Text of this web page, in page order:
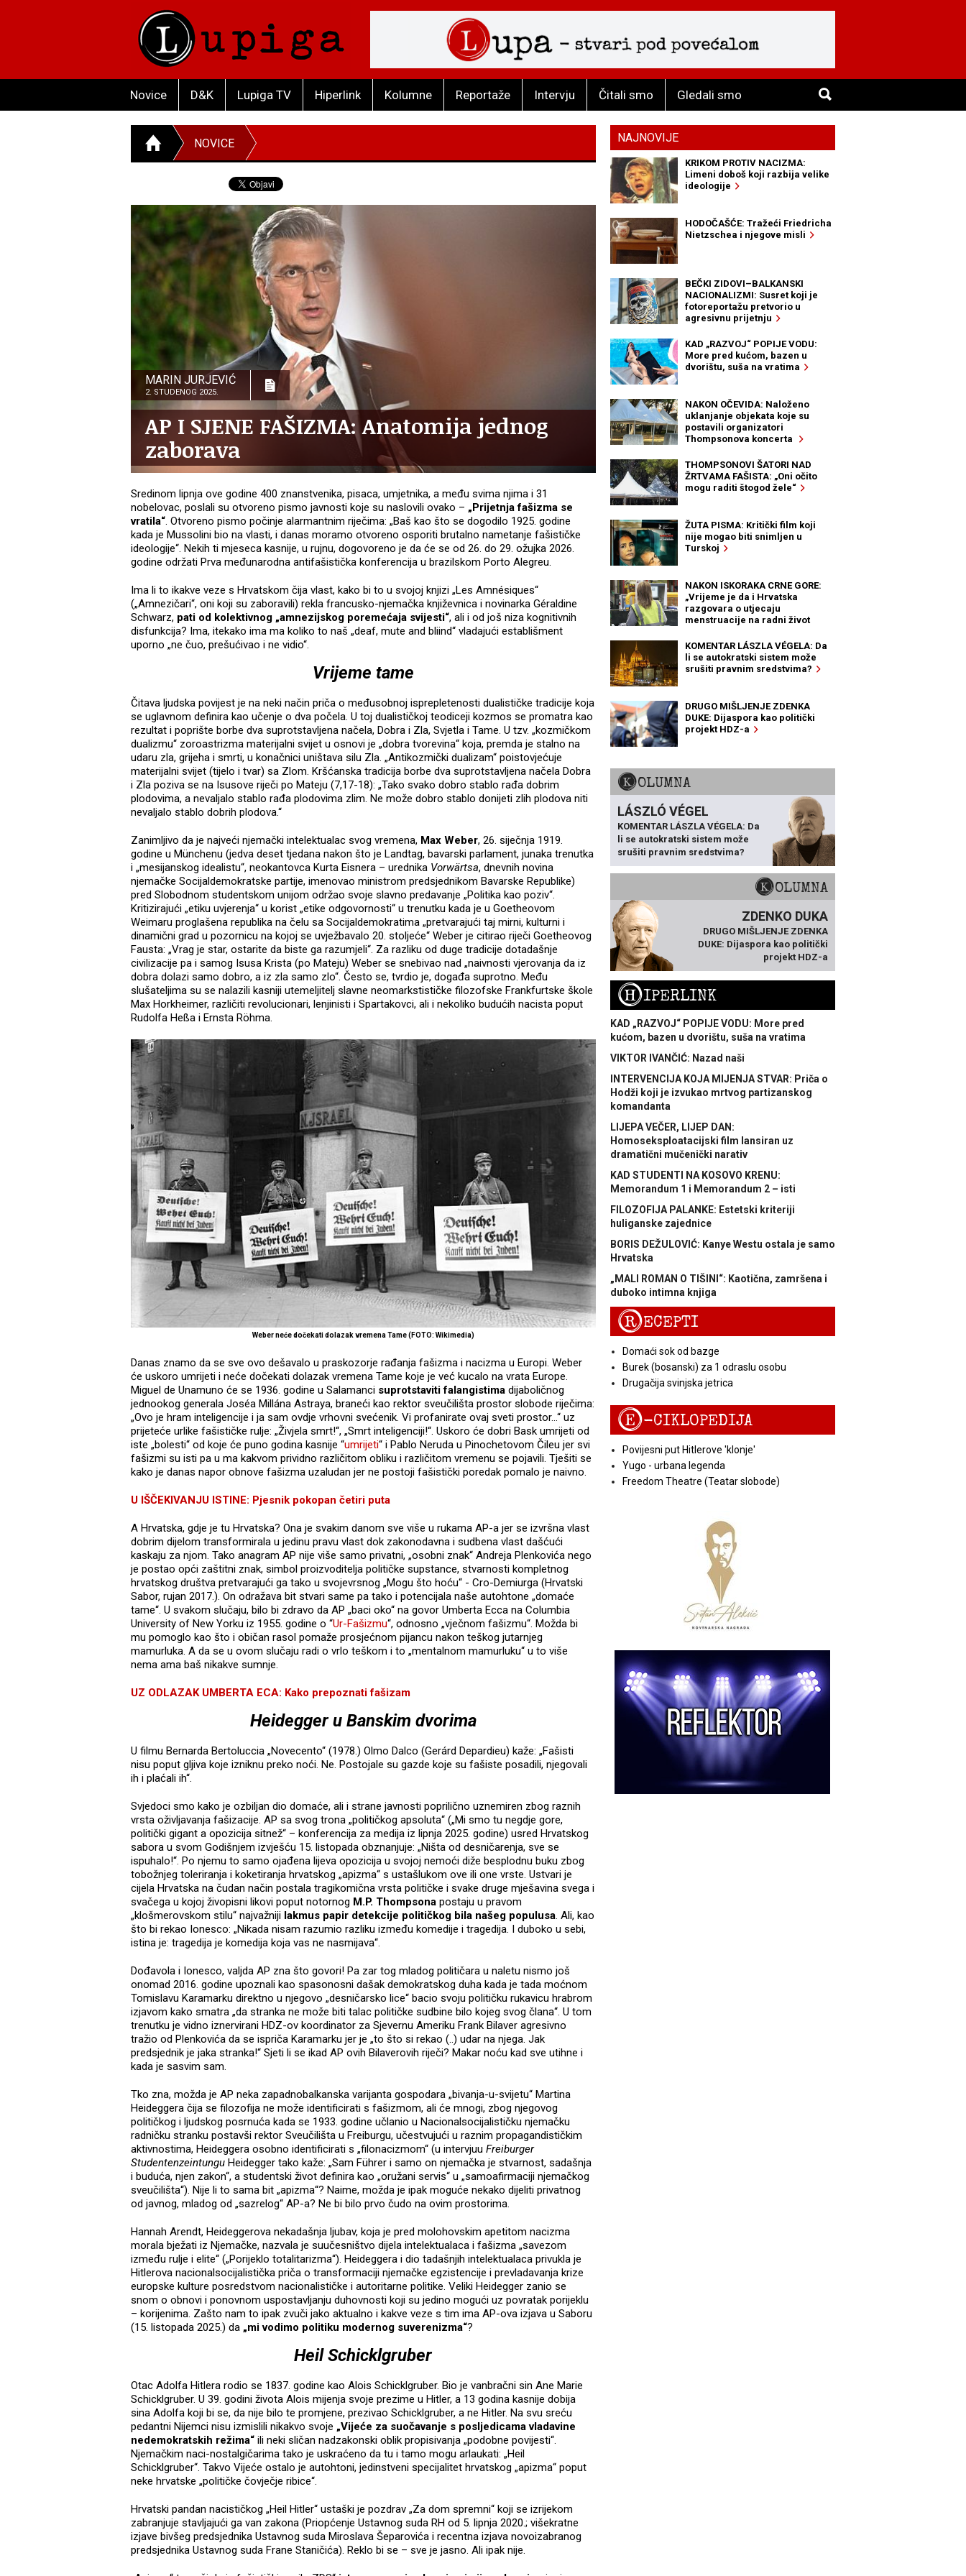
Novice D&K Lupiga TV Hiperlink Kolumne Reportaže Intervju Čitali smo Gledali smo
NOVICE
MARIN JURJEVIĆ
2. STUDENOG 2025.
AP I SJENE FAŠIZMA: Anatomija jednog
zaborava
Sredinom lipnja ove godine 400 znanstvenika, pisaca, umjetnika, a među svima njima i 31
nobelovac, poslali su otvoreno pismo javnosti koje su naslovili ovako – „Prijetnja fašizma se
vratila“. Otvoreno pismo počinje alarmantnim riječima: „Baš kao što se dogodilo 1925. godine
kada je Mussolini bio na vlasti, i danas moramo otvoreno osporiti brutalno nametanje fašističke
ideologije“. Nekih ti mjeseca kasnije, u rujnu, dogovoreno je da će se od 26. do 29. ožujka 2026.
godine održati Prva međunarodna antifašistička konferencija u brazilskom Porto Alegreu.
Ima li to ikakve veze s Hrvatskom čija vlast, kako bi to u svojoj knjizi „Les Amnésiques“
(„Amnezičari“, oni koji su zaboravili) rekla francusko-njemačka književnica i novinarka Géraldine
Schwarz, pati od kolektivnog „amnezijskog poremećaja svijesti“, ali i od još niza kognitivnih
disfunkcija? Ima, itekako ima ma koliko to naš „deaf, mute and bliind“ vladajući establišment
uporno „ne čuo, prešućivao i ne vidio“.
Vrijeme tame
Čitava ljudska povijest je na neki način priča o međusobnoj isprepletenosti dualističke tradicije koja
se uglavnom definira kao učenje o dva počela. U toj dualističkoj teodiceji kozmos se promatra kao
rezultat i poprište borbe dva suprotstavljena načela, Dobra i Zla, Svjetla i Tame. U tzv. „kozmičkom
dualizmu“ zoroastrizma materijalni svijet u osnovi je „dobra tvorevina“ koja, premda je stalno na
udaru zla, grijeha i smrti, u konačnici uništava silu Zla. „Antikozmički dualizam“ poistovjećuje
materijalni svijet (tijelo i tvar) sa Zlom. Kršćanska tradicija borbe dva suprotstavljena načela Dobra
i Zla poziva se na Isusove riječi po Mateju (7,17-18): „Tako svako dobro stablo rađa dobrim
plodovima, a nevaljalo stablo rađa plodovima zlim. Ne može dobro stablo donijeti zlih plodova niti
nevaljalo stablo dobrih plodova.“
Zanimljivo da je najveći njemački intelektualac svog vremena, Max Weber, 26. siječnja 1919.
godine u Münchenu (jedva deset tjedana nakon što je Landtag, bavarski parlament, junaka trenutka
i „mesijanskog idealistu“, neokantovca Kurta Eisnera – urednika Vorwärtsa, dnevnih novina
njemačke Socijaldemokratske partije, imenovao ministrom predsjednikom Bavarske Republike)
pred Slobodnom studentskom unijom održao svoje slavno predavanje „Politika kao poziv“.
Kritizirajući „etiku uvjerenja“ u korist „etike odgovornosti“ u trenutku kada je u Goetheovom
Weimaru proglašena republika na čelu sa Socijaldemokratima „pretvarajući taj mirni, kulturni i
dinamični grad u pozornicu na kojoj se uvježbavalo 20. stoljeće“ Weber je citirao riječi Goetheovog
Fausta: „Vrag je star, ostarite da biste ga razumjeli“. Za razliku od duge tradicije dotadašnje
civilizacije pa i samog Isusa Krista (po Mateju) Weber se snebivao nad „naivnosti vjerovanja da iz
dobra dolazi samo dobro, a iz zla samo zlo“. Često se, tvrdio je, događa suprotno. Među
slušateljima su se nalazili kasniji utemeljitelj slavne neomarkstističke filozofske Frankfurtske škole
Max Horkheimer, različiti revolucionari, lenjinisti i Spartakovci, ali i nekoliko budućih nacista poput
Rudolfa Heßa i Ernsta Röhma.
Weber neće dočekati dolazak vremena Tame (FOTO: Wikimedia)
Danas znamo da se sve ovo dešavalo u praskozorje rađanja fašizma i nacizma u Europi. Weber
će uskoro umrijeti i neće dočekati dolazak vremena Tame koje je već kucalo na vrata Europe.
Miguel de Unamuno će se 1936. godine u Salamanci suprotstaviti falangistima dijaboličnog
jednookog generala Joséa Millána Astraya, braneći kao rektor sveučilišta prostor slobode riječima:
„Ovo je hram inteligencije i ja sam ovdje vrhovni svećenik. Vi profanirate ovaj sveti prostor...“ uz
prijeteće urlike fašističke rulje: „Živjela smrt!“, „Smrt inteligenciji!“. Uskoro će dobri Bask umrijeti od
iste „bolesti“ od koje će puno godina kasnije “umrijeti“ i Pablo Neruda u Pinochetovom Čileu jer svi
fašizmi su isti pa u ma kakvom prividno različitom obliku i različitom vremenu se pojavili. Tješiti se
kako je danas napor obnove fašizma uzaludan jer ne postoji fašistički poredak pomalo je naivno.
U IŠČEKIVANJU ISTINE: Pjesnik pokopan četiri puta
A Hrvatska, gdje je tu Hrvatska? Ona je svakim danom sve više u rukama AP-a jer se izvršna vlast
dobrim dijelom transformirala u jedinu pravu vlast dok zakonodavna i sudbena vlast dašćući
kaskaju za njom. Tako anagram AP nije više samo privatni, „osobni znak“ Andreja Plenkovića nego
je postao opći zaštitni znak, simbol proizvoditelja političke supstance, stvarnosti kompletnog
hrvatskog društva pretvarajući ga tako u svojevrsnog „Mogu što hoću“ - Cro-Demiurga (Hrvatski
Sabor, rujan 2017.). On odražava bit stvari same pa tako i potencijala naše autohtone „domaće
tame“. U svakom slučaju, bilo bi zdravo da AP „baci oko“ na govor Umberta Ecca na Columbia
University of New Yorku iz 1955. godine o “Ur-Fašizmu“, odnosno „vječnom fašizmu“. Možda bi
mu pomoglo kao što i običan rasol pomaže prosjećnom pijancu nakon teškog jutarnjeg
mamurluka. A da se u ovom slučaju radi o vrlo teškom i to „mentalnom mamurluku“ u to više
nema ama baš nikakve sumnje.
UZ ODLAZAK UMBERTA ECA: Kako prepoznati fašizam
Heidegger u Banskim dvorima
U filmu Bernarda Bertoluccia „Novecento“ (1978.) Olmo Dalco (Gerárd Depardieu) kaže: „Fašisti
nisu poput gljiva koje izniknu preko noći. Ne. Postojale su gazde koje su fašiste posadili, njegovali
ih i plaćali ih“.
Svjedoci smo kako je ozbiljan dio domaće, ali i strane javnosti poprilično uznemiren zbog raznih
vrsta oživljavanja fašizacije. AP sa svog trona „političkog apsoluta“ („Mi smo tu negdje gore,
politički gigant a opozicija sitnež“ – konferencija za medija iz lipnja 2025. godine) usred Hrvatskog
sabora u svom Godišnjem izvješću 15. listopada obznanjuje: „Ništa od desničarenja, sve se
ispuhalo!“. Po njemu to samo ojađena lijeva opozicija u svojoj nemoći diže besplodnu buku zbog
tobožnjeg toleriranja i koketiranja hrvatskog „apizma“ s ustašlukom ove ili one vrste. Ustvari je
cijela Hrvatska na čudan način postala tragikomična vrsta političke i svake druge mješavina svega i
svačega u kojoj živopisni likovi poput notornog M.P. Thompsona postaju u pravom
„klošmerovskom stilu“ najvažniji lakmus papir detekcije političkog bila našeg populusa. Ali, kao
što bi rekao Ionesco: „Nikada nisam razumio razliku između komedije i tragedija. I duboko u sebi,
istina je: tragedija je komedija koja vas ne nasmijava“.
Dođavola i Ionesco, valjda AP zna što govori! Pa zar tog mladog političara u naletu nismo još
onomad 2016. godine upoznali kao spasonosni dašak demokratskog duha kada je tada moćnom
Tomislavu Karamarku direktno u njegovo „desničarsko lice“ bacio svoju političku rukavicu hrabrom
izjavom kako smatra „da stranka ne može biti talac političke sudbine bilo kojeg svog člana“. U tom
trenutku je vidno iznervirani HDZ-ov koordinator za Sjevernu Ameriku Frank Bilaver agresivno
tražio od Plenkovića da se ispriča Karamarku jer je „to što si rekao (..) udar na njega. Jak
predsjednik je jaka stranka!“ Sjeti li se ikad AP ovih Bilaverovih riječi? Makar noću kad sve utihne i
kada je sasvim sam.
Tko zna, možda je AP neka zapadnobalkanska varijanta gospodara „bivanja-u-svijetu“ Martina
Heideggera čija se filozofija ne može identificirati s fašizmom, ali će mnogi, zbog njegovog
političkog i ljudskog posrnuća kada se 1933. godine učlanio u Nacionalsocijalističku njemačku
radničku stranku postavši rektor Sveučilišta u Freiburgu, učestvujući u raznim propagandističkim
aktivnostima, Heideggera osobno identificirati s „filonacizmom“ (u intervjuu Freiburger
Studentenzeintungu Heidegger tako kaže: „Sam Führer i samo on njemačka je stvarnost, sadašnja
i buduća, njen zakon“, a studentski život definira kao „oružani servis“ u „samoafirmaciji njemačkog
sveučilišta“). Nije li to sama bit „apizma“? Naime, možda je ipak moguće nekako dijeliti privatnog
od javnog, mladog od „sazrelog“ AP-a? Ne bi bilo prvo čudo na ovim prostorima.
Hannah Arendt, Heideggerova nekadašnja ljubav, koja je pred molohovskim apetitom nacizma
morala bježati iz Njemačke, nazvala je suučesništvo dijela intelektualaca i fašizma „savezom
između rulje i elite“ („Porijeklo totalitarizma“). Heideggera i dio tadašnjih intelektualaca privukla je
Hitlerova nacionalsocijalistička priča o transformaciji njemačke egzistencije i prevladavanja krize
europske kulture posredstvom nacionalističke i autoritarne politike. Veliki Heidegger zanio se
snom o obnovi i ponovnom uspostavljanju duhovnosti koji su jedino mogući uz povratak porijeklu
– korijenima. Zašto nam to ipak zvuči jako aktualno i kakve veze s tim ima AP-ova izjava u Saboru
(15. listopada 2025.) da „mi vodimo politiku modernog suverenizma“?
Heil Schicklgruber
Otac Adolfa Hitlera rodio se 1837. godine kao Alois Schicklgruber. Bio je vanbračni sin Ane Marie
Schicklgruber. U 39. godini života Alois mijenja svoje prezime u Hitler, a 13 godina kasnije dobija
sina Adolfa koji bi se, da nije bilo te promjene, prezivao Schicklgruber, a ne Hitler. Na svu sreću
pedantni Nijemci nisu izmislili nikakvo svoje „Vijeće za suočavanje s posljedicama vladavine
nedemokratskih režima“ ili neki sličan nadzakonski oblik propisivanja „podobne povijesti“.
Njemačkim naci-nostalgičarima tako je uskraćeno da tu i tamo mogu arlaukati: „Heil
Schicklgruber“. Takvo Vijeće ostalo je autohtoni, jedinstveni specijalitet hrvatskog „apizma“ poput
neke hrvatske „političke čovječje ribice“.
Hrvatski pandan nacističkog „Heil Hitler“ ustaški je pozdrav „Za dom spremni“ koji se izrijekom
zabranjuje stavljajući ga van zakona (Priopćenje Ustavnog suda RH od 5. lipnja 2020.; višekratne
izjave bivšeg predsjednika Ustavnog suda Miroslava Šeparovića i recentna izjava novoizabranog
predsjednika Ustavnog suda Frane Staničića). Reklo bi se – sve je jasno. Ali ipak nije.
NAJNOVIJE
KRIKOM PROTIV NACIZMA:
Limeni doboš koji razbija velike
ideologije
HODOČAŠĆE: Tražeći Friedricha
Nietzschea i njegove misli
BEČKI ZIDOVI–BALKANSKI
NACIONALIZMI: Susret koji je
fotoreportažu pretvorio u
agresivnu prijetnju
KAD „RAZVOJ“ POPIJE VODU:
More pred kućom, bazen u
dvorištu, suša na vratima
NAKON OČEVIDA: Naloženo
uklanjanje objekata koje su
postavili organizatori
Thompsonova koncerta
THOMPSONOVI ŠATORI NAD
ŽRTVAMA FAŠISTA: „Oni očito
mogu raditi štogod žele“
ŽUTA PISMA: Kritički film koji
nije mogao biti snimljen u
Turskoj
NAKON ISKORAKA CRNE GORE:
„Vrijeme je da i Hrvatska
razgovara o utjecaju
menstruacije na radni život
KOMENTAR LÁSZLA VÉGELA: Da
li se autokratski sistem može
srušiti pravnim sredstvima?
DRUGO MIŠLJENJE ZDENKA
DUKE: Dijaspora kao politički
projekt HDZ-a
KOLUMNA
LÁSZLÓ VÉGEL
KOMENTAR LÁSZLA VÉGELA: Da
li se autokratski sistem može
srušiti pravnim sredstvima?
KOLUMNA
ZDENKO DUKA
DRUGO MIŠLJENJE ZDENKA
DUKE: Dijaspora kao politički
projekt HDZ-a
HIPERLINK
KAD „RAZVOJ“ POPIJE VODU: More pred
kućom, bazen u dvorištu, suša na vratima
VIKTOR IVANČIĆ: Nazad naši
INTERVENCIJA KOJA MIJENJA STVAR: Priča o
Hodži koji je izvukao mrtvog partizanskog
komandanta
LIJEPA VEČER, LIJEP DAN:
Homoseksploatacijski film lansiran uz
dramatični mučenički narativ
KAD STUDENTI NA KOSOVO KRENU:
Memorandum 1 i Memorandum 2 – isti
FILOZOFIJA PALANKE: Estetski kriteriji
huliganske zajednice
BORIS DEŽULOVIĆ: Kanye Westu ostala je samo
Hrvatska
„MALI ROMAN O TIŠINI“: Kaotična, zamršena i
duboko intimna knjiga
RECEPTI
Domaći sok od bazge
Burek (bosanski) za 1 odraslu osobu
Drugačija svinjska jetrica
E-CIKLOPEDIJA
Povijesni put Hitlerove 'klonje'
Yugo - urbana legenda
Freedom Theatre (Teatar slobode)